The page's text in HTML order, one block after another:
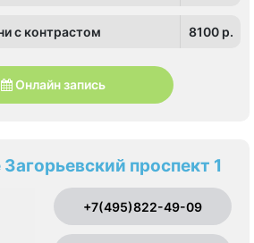
с контрастом 8100 p.
Онлайн запись
проспект 1
+7(495)822-49-09